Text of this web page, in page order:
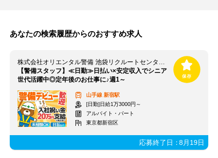
あなたの検索履歴からのおすすめ求人
株式会社オリエンタル警備 池袋リクルートセンター（勤務地：新宿エリア）
【警備スタッフ】≪日勤≫日払い×安定収入でシニア
世代活躍中◎定年後のお仕事に♪週1～
山手線 新宿駅
[日勤]日給1万3000円～
アルバイト・パート
東京都新宿区
応募終了日：8月19日